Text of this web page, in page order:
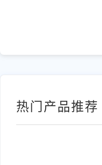
热门产品推荐